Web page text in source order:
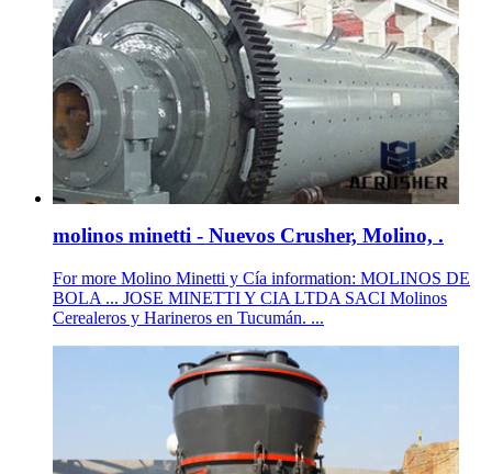
molinos minetti - Nuevos Crusher, Molino, .
For more Molino Minetti y Cía information: MOLINOS DE
BOLA ... JOSE MINETTI Y CIA LTDA SACI Molinos
Cerealeros y Harineros en Tucumán. ...